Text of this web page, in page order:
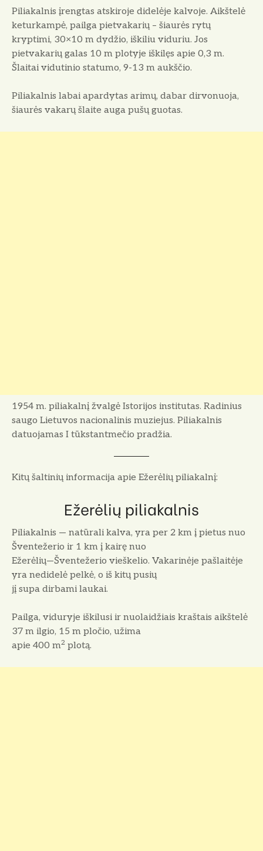
Piliakalnis įrengtas atskiroje didelėje kalvoje. Aikštelė
keturkampė, pailga pietvakarių – šiaurės rytų
kryptimi, 30×10 m dydžio, iškiliu viduriu. Jos
pietvakarių galas 10 m plotyje iškilęs apie 0,3 m.
Šlaitai vidutinio statumo, 9-13 m aukščio.
Piliakalnis labai apardytas arimų, dabar dirvonuoja,
šiaurės vakarų šlaite auga pušų guotas.
1954 m. piliakalnį žvalgė Istorijos institutas. Radinius
saugo Lietuvos nacionalinis muziejus. Piliakalnis
datuojamas I tūkstantmečio pradžia.
Kitų šaltinių informacija apie Ežerėlių piliakalnį:
Ežerėlių piliakalnis
Piliakalnis — natūrali kalva, yra per 2 km į pietus nuo
Šventežerio ir 1 km į kairę nuo
Ežerėlių—Šventežerio vieškelio. Vakarinėje pašlaitėje
yra nedidelė pelkė, o iš kitų pusių
jį supa dirbami laukai.
Pailga, viduryje iškilusi ir nuolaidžiais kraštais aikštelė
37 m ilgio, 15 m pločio, užima
apie 400 m2 plotą.